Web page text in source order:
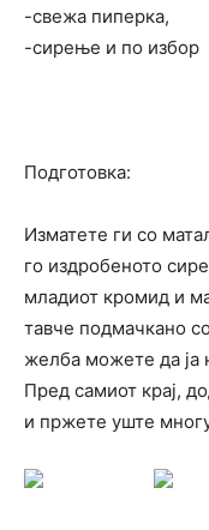
-свежа пиперка,
-сирење и по избор
Подготовка:
Изматете ги со
го издробеното
младиот кромид и
тавче подмачкано
желба можете да ја
Пред самиот крај,
и пржете уште